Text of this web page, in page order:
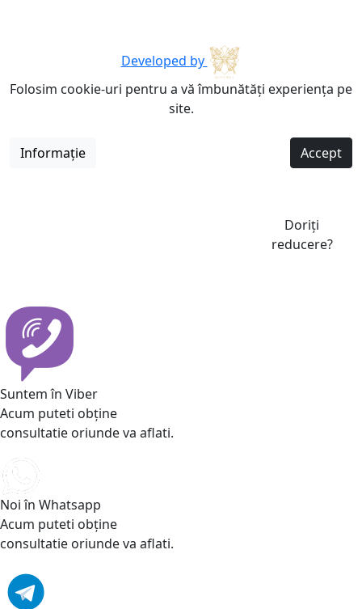
Developed by
Folosim cookie-uri pentru a vă îmbunătăți experiența pe
site.
Informație Accept
Doriți
reducere?
Suntem în Viber
Acum puteti obține
consultatie oriunde va aflati.
Noi în Whatsapp
Acum puteti obține
consultatie oriunde va aflati.